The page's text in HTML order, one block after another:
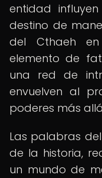
entidad
destino de
del Cthaeh
elemento de
una red de
envuelven al
poderes más
Las palabras
de la historia,
un mundo de